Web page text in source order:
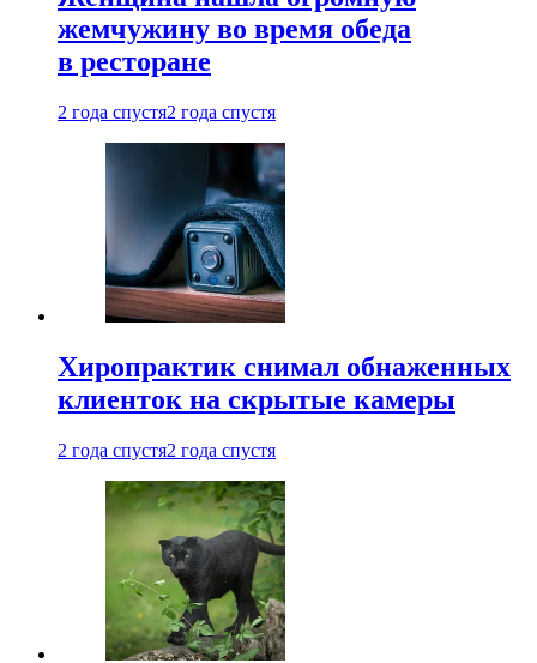
жемчужину во время обеда
в ресторане
2 года спустя2 года спустя
Хиропрактик снимал обнаженных
клиенток на скрытые камеры
2 года спустя2 года спустя